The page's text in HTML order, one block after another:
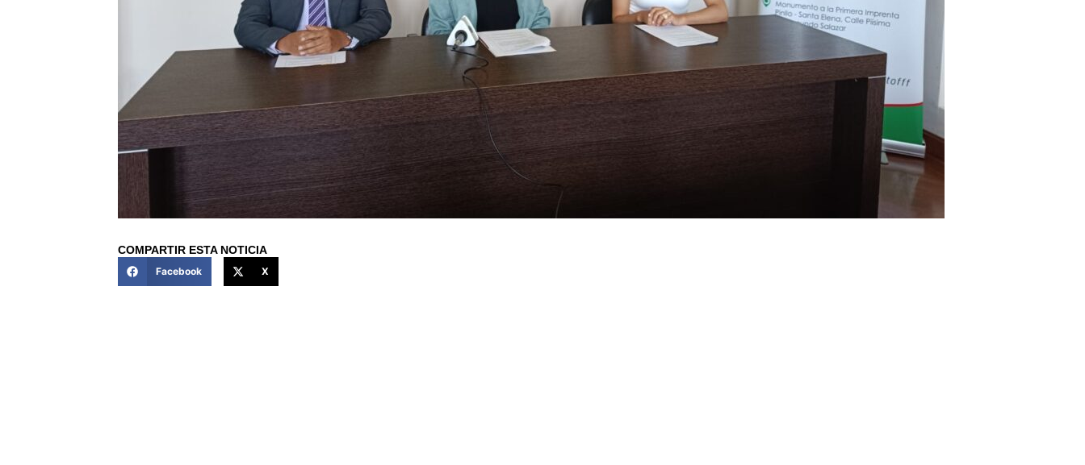
COMPARTIR ESTA NOTICIA
Facebook X